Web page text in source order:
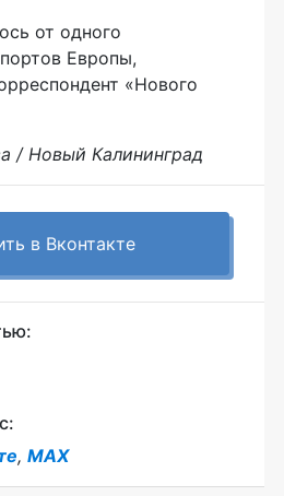
от одного
Европы,
«Нового
/ Новый Калининград
в Вконтакте
, MAX